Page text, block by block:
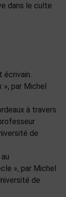
dans le culte
écrivain.
», par Michel
à travers
de
», par Michel
de